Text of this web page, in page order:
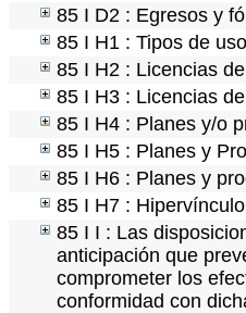
85 I D2 : Egresos y
85 I H1 : Tipos de
85 I H2 : Licencias
85 I H3 : Licencias
85 I H4 : Planes y/o
85 I H5 : Planes y
85 I H6 : Planes y
85 I H7 :
85 I I : Las
anticipación que
comprometer los
conformidad con